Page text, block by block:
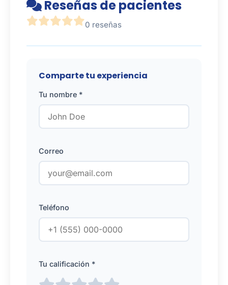
Reseñas de pacientes
0 reseñas
Comparte tu experiencia
Tu nombre *
Correo
Teléfono
Tu calificación *